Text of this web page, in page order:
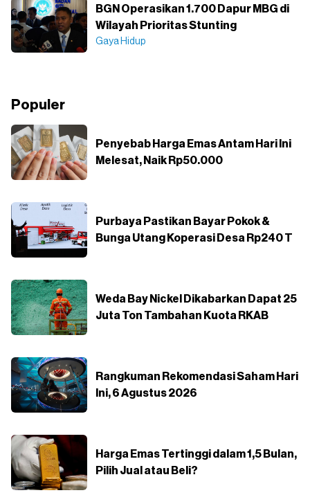
BGN Operasikan 1.700 Dapur MBG di
Wilayah Prioritas Stunting
Gaya Hidup
Populer
Penyebab Harga Emas Antam Hari Ini
Melesat, Naik Rp50.000
Purbaya Pastikan Bayar Pokok &
Bunga Utang Koperasi Desa Rp240 T
Weda Bay Nickel Dikabarkan Dapat 25
Juta Ton Tambahan Kuota RKAB
Rangkuman Rekomendasi Saham Hari
Ini, 6 Agustus 2026
Harga Emas Tertinggi dalam 1,5 Bulan,
Pilih Jual atau Beli?